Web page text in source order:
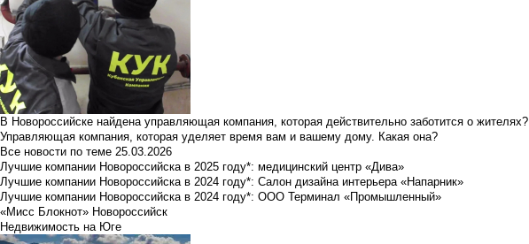
В Новороссийске найдена управляющая компания, которая действительно заботится о жителях?
Управляющая компания, которая уделяет время вам и вашему дому. Какая она?
Все новости по теме 25.03.2026
Лучшие компании Новороссийска в 2025 году*: медицинский центр «Дива»
Лучшие компании Новороссийска в 2024 году*: Салон дизайна интерьера «Напарник»
Лучшие компании Новороссийска в 2024 году*: ООО Терминал «Промышленный»
«Мисс Блокнот» Новороссийск
Недвижимость на Юге